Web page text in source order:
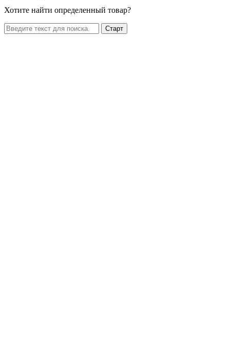
Хотите найти определенный товар?
Старт